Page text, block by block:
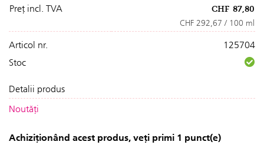
Preț incl. TVA
CHF 87,80
CHF 292,67 / 100 ml
Articol nr.
125704
Stoc
Detalii produs
Noutăți
Achiziționând acest produs, veți primi 1 punct(e)